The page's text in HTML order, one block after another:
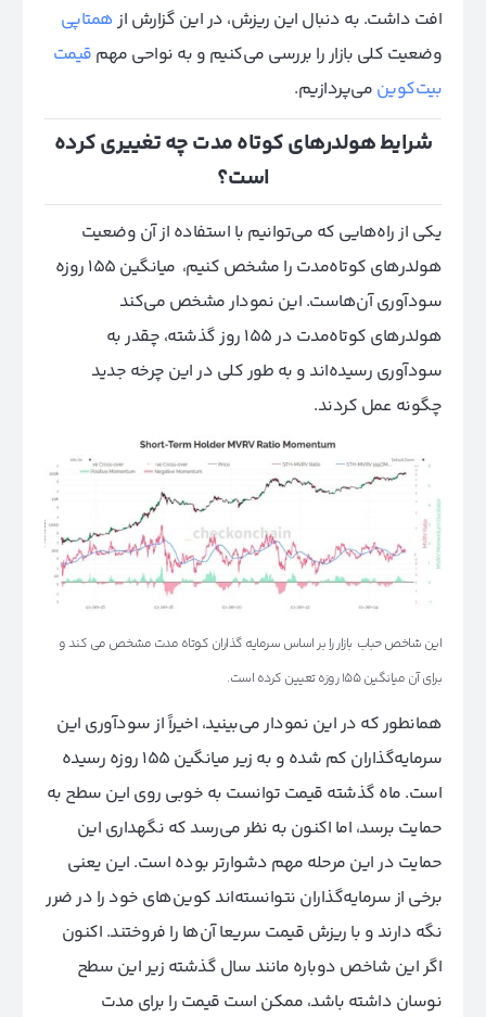
افت داشت. به دنبال این ریزش، در این گزارش ازهمتاپی
وضعیت کلی بازار را بررسی می‌کنیم و به نواحی مهم قیمت
بیت‌کوین می‌پردازیم.
شرایط هولدرهای کوتاه مدت چه تغییری کرده
است؟
یکی از راه‌هایی که می‌توانیم با استفاده از آن وضعیت
هولدرهای کوتاه‌مدت را مشخص کنیم، میانگین ۱۵۵ روزه
سودآوری آن‌هاست. این نمودار مشخص می‌کند
هولدرهای کوتاه‌مدت در ۱۵۵ روز گذشته، چقدر به
سودآوری رسیده‌اند و به طور کلی در این چرخه جدید
چگونه عمل کردند.
این شاخص حباب بازار را بر اساس سرمایه گذاران کوتاه مدت مشخص می کند و
برای آن میانگین 155 روزه تعیین کرده است.
همانطور که در این نمودار می‌بینید، اخیراً از سودآوری این
سرمایه‌گذاران کم شده و به زیر میانگین ۱۵۵ روزه رسیده
است. ماه گذشته قیمت توانست به خوبی روی این سطح به
حمایت برسد، اما اکنون به نظر می‌رسد که نگهداری این
حمایت در این مرحله مهم دشوارتر بوده است. این یعنی
برخی از سرمایه‌گذاران نتوانسته‌اند کوین‌های خود را در ضرر
نگه دارند و با ریزش قیمت سریعا آن‌ها را فروختند. اکنون
اگر این شاخص دوباره مانند سال گذشته زیر این سطح
نوسان داشته باشد، ممکن است قیمت را برای مدت